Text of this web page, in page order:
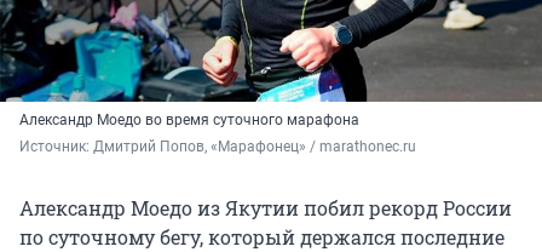
Александр Моедо во время суточного марафона
Источник: Дмитрий Попов, «Марафонец» / marathonec.ru
Александр Моедо из Якутии побил рекорд России
по суточному бегу, который держался последние